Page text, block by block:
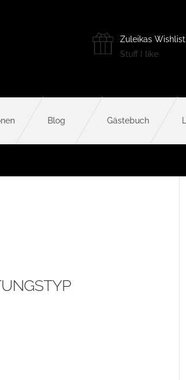
Zuleikas Wishlist
Stuff I like
Blog Gästebuch